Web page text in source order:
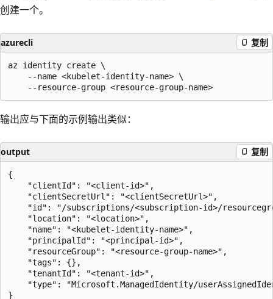
创建一个。
azurecli 复制
az identity create \
    --name <kubelet-identity-name> \
输出应与下面的示例输出类似：
output 复制
{
    "clientId": "<client-id>",
    "clientSecretUrl": "<clientSecretUrl>",
"id": "/subscriptions/<subscription-id>/
    "location": "<location>",
    "name": "<kubelet-identity-name>",
    "principalId": "<principal-id>",
    "resourceGroup": "<resource-group-name>",
    "tags": {},
    "tenantId": "<tenant-id>",
"type": "Microsoft.ManagedIdentity/